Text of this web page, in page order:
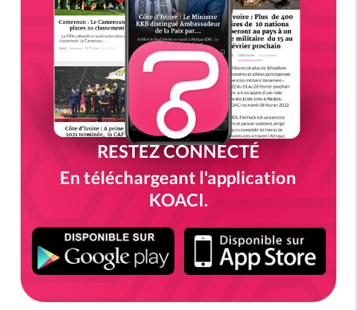
RESTEZ CONNECTÉ
En téléchargeant l'application
KOACI.